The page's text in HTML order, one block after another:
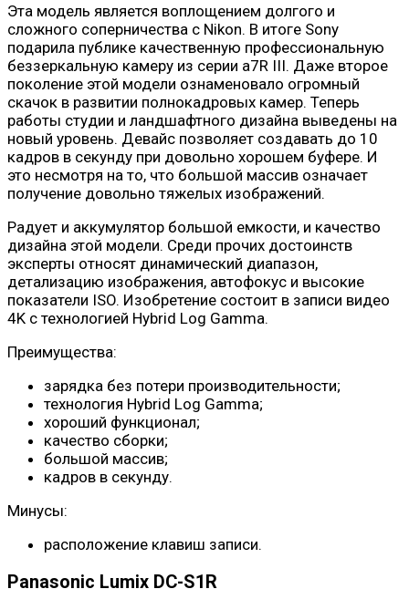
Эта модель является воплощением долгого и
сложного соперничества с Nikon. В итоге Sony
подарила публике качественную профессиональную
беззеркальную камеру из серии a7R III. Даже второе
поколение этой модели ознаменовало огромный
скачок в развитии полнокадровых камер. Теперь
работы студии и ландшафтного дизайна выведены на
новый уровень. Девайс позволяет создавать до 10
кадров в секунду при довольно хорошем буфере. И
это несмотря на то, что большой массив означает
получение довольно тяжелых изображений.
Радует и аккумулятор большой емкости, и качество
дизайна этой модели. Среди прочих достоинств
эксперты относят динамический диапазон,
детализацию изображения, автофокус и высокие
показатели ISO. Изобретение состоит в записи видео
4K с технологией Hybrid Log Gamma.
Преимущества:
зарядка без потери производительности;
технология Hybrid Log Gamma;
хороший функционал;
качество сборки;
большой массив;
кадров в секунду.
Минусы:
расположение клавиш записи.
Panasonic Lumix DC-S1R